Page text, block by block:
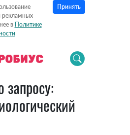
рекламных
в Политике
Принять
запросу: